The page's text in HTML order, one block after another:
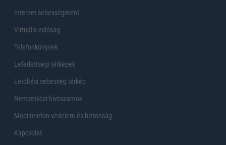
Internet sebességmérő
Virtuális valóság
Telefonkönyvek
Lefedettségi térképek
Letöltési sebesség térkép
Nemzetközi hívószámok
Mobiltelefon védelem és biztonság
Kapcsolat